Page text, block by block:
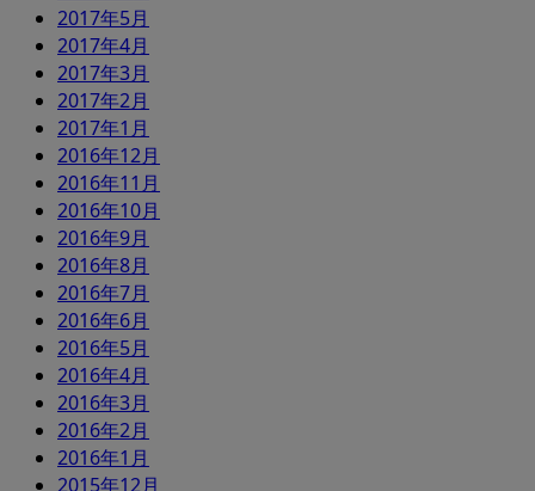
2017年5月
2017年4月
2017年3月
2017年2月
2017年1月
2016年12月
2016年11月
2016年10月
2016年9月
2016年8月
2016年7月
2016年6月
2016年5月
2016年4月
2016年3月
2016年2月
2016年1月
2015年12月